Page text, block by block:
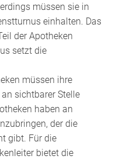
müssen sie in
einhalten. Das
der Apotheken
setzt die
müssen ihre
sichtbarer Stelle
haben an
der die
gibt. Für die
bietet die